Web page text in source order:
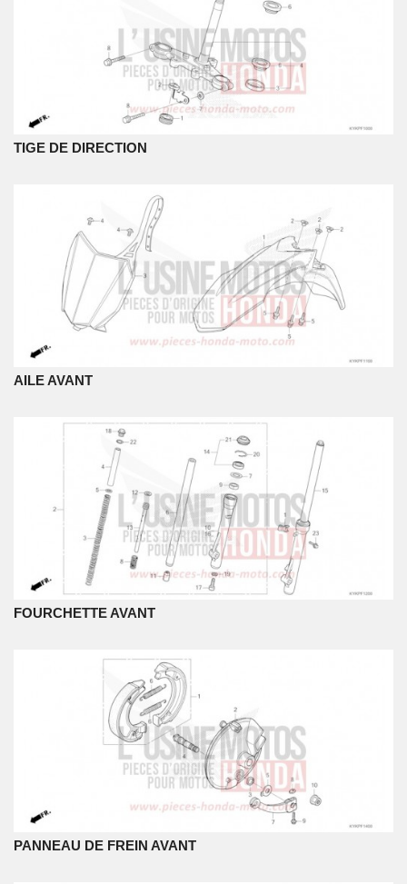
TIGE DE DIRECTION
AILE AVANT
FOURCHETTE AVANT
PANNEAU DE FREIN AVANT